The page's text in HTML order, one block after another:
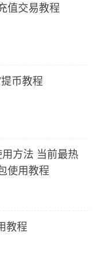
值交易教程
币教程
方法 当前最热
使用教程
教程